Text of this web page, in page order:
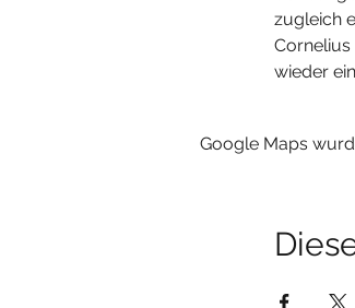
zugleich
Cornelius
wieder
Google Maps